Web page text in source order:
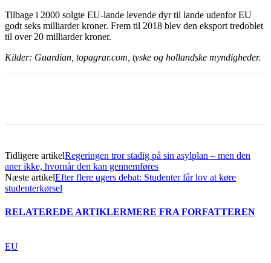
Tilbage i 2000 solgte EU-lande levende dyr til lande udenfor EU
godt seks milliarder kroner. Frem til 2018 blev den eksport tredoblet
til over 20 milliarder kroner.
Kilder: Guardian, topagrar.com, tyske og hollandske myndigheder.
Tidligere artikelRegeringen tror stadig på sin asylplan – men den
aner ikke, hvornår den kan gennemføres
Næste artikelEfter flere ugers debat: Studenter får lov at køre
studenterkørsel
RELATEREDE ARTIKLERMERE FRA FORFATTEREN
EU